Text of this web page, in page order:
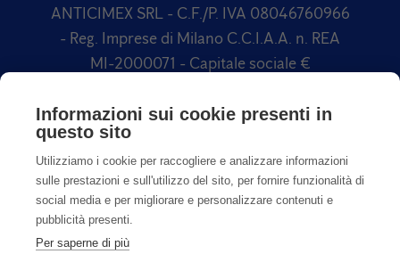
ANTICIMEX SRL - C.F./P. IVA 08046760966
- Reg. Imprese di Milano C.C.I.A.A. n. REA
MI-2000071 - Capitale sociale €
coordinamento di Anticimex International
Informazioni sui cookie presenti in
questo sito
Utilizziamo i cookie per raccogliere e analizzare informazioni
sulle prestazioni e sull'utilizzo del sito, per fornire funzionalità di
social media e per migliorare e personalizzare contenuti e
pubblicità presenti.
Per saperne di più